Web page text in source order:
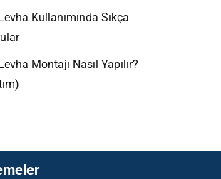
Kullanımında Sıkça
Montajı Nasıl Yapılır?